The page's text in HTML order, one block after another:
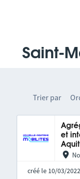
Saint-
Trier par
et
créé le 10/03/2022